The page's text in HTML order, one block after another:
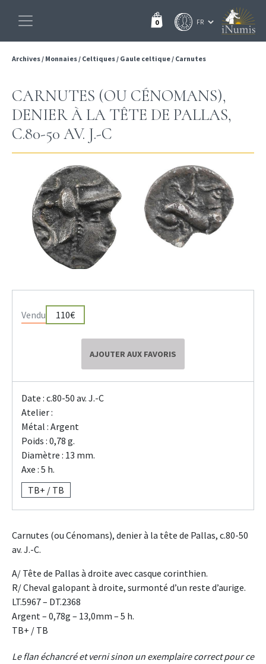
0
Archives/ Monnaies/ Celtiques/ Gaule celtique/ Carnutes
CARNUTES (OU CÉNOMANS),
DENIER À LA TÊTE DE PALLAS,
C.80-50 AV. J.-C
Vendu 110€
AJOUTER AUX FAVORIS
Date : c.80-50 av. J.-C
Atelier :
Métal : Argent
Poids : 0,78 g.
Diamètre : 13 mm.
Axe : 5 h.
TB+ / TB
Carnutes (ou Cénomans), denier à la tête de Pallas, c.80-50
av. J.-C.
A/ Tête de Pallas à droite avec casque corinthien.
R/ Cheval galopant à droite, surmonté d’un reste d’aurige.
LT.5967 – DT.2368
Argent – 0,78g – 13,0mm – 5 h.
TB+ / TB
Le flan échancré et verni sinon un exemplaire correct pour ce